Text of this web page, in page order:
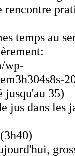
temps au
wp-
jusqu'au 35)
jus dans les